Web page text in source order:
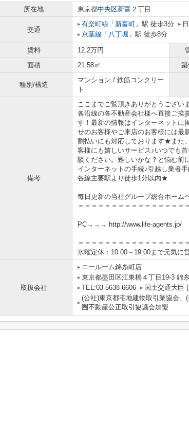
所在地 東京都中央区新富 ２丁目
交通
有楽町線 「 新富町 」駅 徒歩3分
京葉線 「 八丁堀 」駅 徒歩8分
賃料 12.2万円
面積
21.58㎡ 築
種別/構造
マンション / 鉄筋コンクリー
ト
備考
ここまでご覧頂きありがとうござい
各沿線の各不動産会社様へ直接ご挨
す！最新の情報はインターネットに
せのお客様やご来店のお客様には
割払いにも対応しております★また
客様にも嬉しいサービス♪いつでも
談ください。難しいかな？と悩む前
インターネットの手続♪引越し業者
各線主要駅より徒歩1分以内★
毎日更新の当社グループ総合ホーム
＝＝＝＝＝＝＝＝＝＝＝＝＝＝＝＝
PC→→→ http://www.life-agents.jp/
＝＝＝＝＝＝＝＝＝＝＝＝＝＝＝＝
水曜定休：10:00～19:00まで元気に
取扱会社
エールーム錦糸町店
東京都墨田区江東橋４丁目19-3 錦
TEL:03-5638-6606
国土交通大臣
(公社)東京都宅地建物取引業協会
圏不動産公正取引協議会加盟